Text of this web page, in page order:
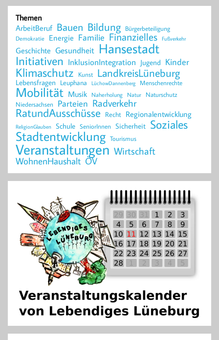
Themen
ArbeitBeruf Bauen Bildung Bürgerbeteiligung
Demokratie Energie Familie Finanzielles Fußverkehr
Geschichte Gesundheit Hansestadt
Initiativen InklusionIntegration Jugend Kinder
Klimaschutz Kunst LandkreisLüneburg
Lebensfragen Leuphana LüchowDannenberg Menschenrechte
Mobilität Musik Naherholung Natur Naturschutz
Niedersachsen Parteien Radverkehr
RatundAusschüsse Recht Regionalentwicklung
ReligionGlauben Schule SeniorInnen Sicherheit Soziales
Stadtentwicklung Tourismus
Veranstaltungen Wirtschaft
WohnenHaushalt ÖV